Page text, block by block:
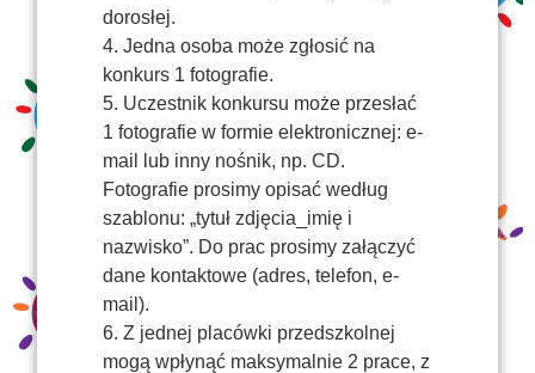
dorosłej.
4. Jedna osoba może zgłosić na
konkurs 1 fotografie.
5. Uczestnik konkursu może przesłać
1 fotografie w formie elektronicznej: e-
mail lub inny nośnik, np. CD.
Fotografie prosimy opisać według
szablonu: „tytuł zdjęcia_imię i
nazwisko”. Do prac prosimy załączyć
dane kontaktowe (adres, telefon, e-
mail).
6. Z jednej placówki przedszkolnej
mogą wpłynąć maksymalnie 2 prace, z